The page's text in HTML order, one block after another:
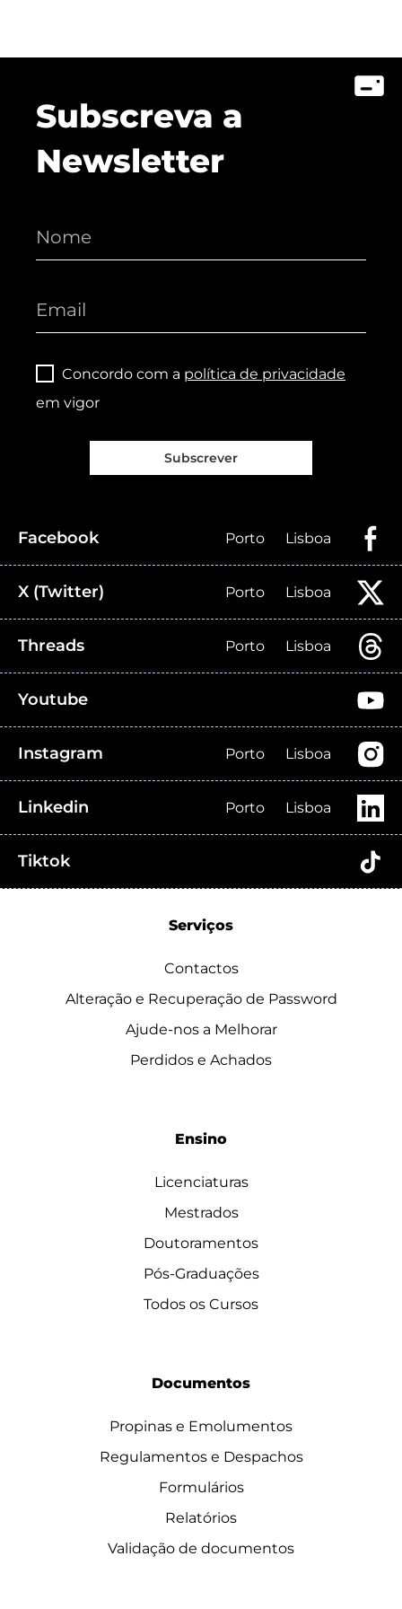
Subscreva a
Newsletter
Concordo com a política de privacidade
em vigor
Subscrever
Facebook Porto Lisboa
X (Twitter) Porto Lisboa
Threads Porto Lisboa
Youtube
Instagram Porto Lisboa
Linkedin Porto Lisboa
Tiktok
Serviços
Contactos
Alteração e Recuperação de Password
Ajude-nos a Melhorar
Perdidos e Achados
Ensino
Licenciaturas
Mestrados
Doutoramentos
Pós-Graduações
Todos os Cursos
Documentos
Propinas e Emolumentos
Regulamentos e Despachos
Formulários
Relatórios
Validação de documentos